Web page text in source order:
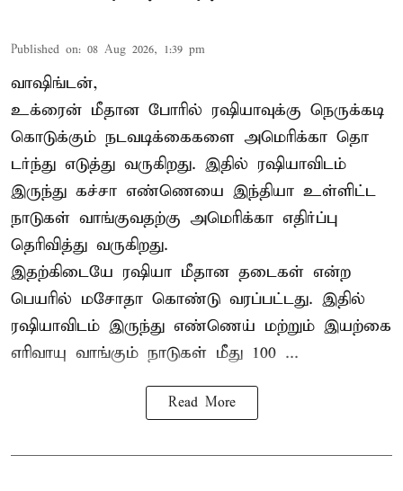
Published on: 08 Aug 2026, 1:39 pm
வாஷிங்டன்,
உக்ரைன் மீதான போரில் ரஷியாவுக்கு நெருக்கடி
கொடுக்கும் நடவடிக்கைகளை அமெரிக்கா தொ
டர்ந்து எடுத்து வருகிறது. இதில் ரஷியாவிடம்
இருந்து கச்சா எண்ணெயை இந்தியா உள்ளிட்ட
நாடுகள் வாங்குவதற்கு அமெரிக்கா எதிர்ப்பு
தெரிவித்து வருகிறது.
இதற்கிடையே ரஷியா மீதான தடைகள் என்ற
பெயரில் மசோதா கொண்டு வரப்பட்டது. இதில்
ரஷியாவிடம் இருந்து எண்ணெய் மற்றும் இயற்கை
எரிவாயு வாங்கும் நாடுகள் மீது 100 ...
Read More